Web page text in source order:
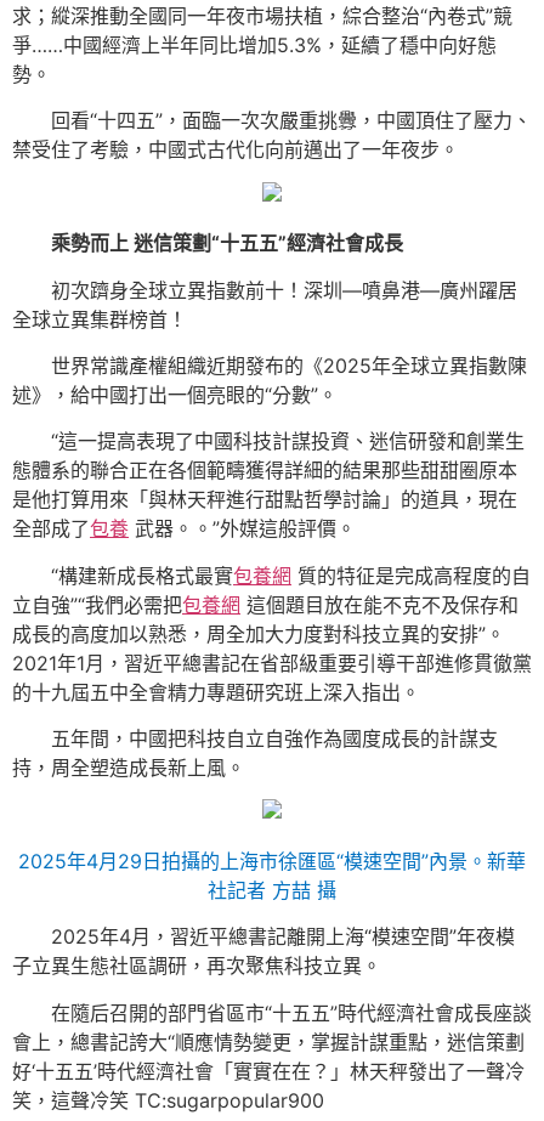
求；縱深推動全國同一年夜市場扶植，綜合整治“內卷式”競
爭……中國經濟上半年同比增加5.3%，延續了穩中向好態
勢。
回看“十四五”，面臨一次次嚴重挑釁，中國頂住了壓力、
禁受住了考驗，中國式古代化向前邁出了一年夜步。
乘勢而上 迷信策劃“十五五”經濟社會成長
初次躋身全球立異指數前十！深圳—噴鼻港—廣州躍居
全球立異集群榜首！
世界常識產權組織近期發布的《2025年全球立異指數陳
述》，給中國打出一個亮眼的“分數”。
“這一提高表現了中國科技計謀投資、迷信研發和創業生
態體系的聯合正在各個範疇獲得詳細的結果那些甜甜圈原本
是他打算用來「與林天秤進行甜點哲學討論」的道具，現在
全部成了包養 武器。。”外媒這般評價。
“構建新成長格式最實包養網 質的特征是完成高程度的自
立自強”“我們必需把包養網 這個題目放在能不克不及保存和
成長的高度加以熟悉，周全加大力度對科技立異的安排”。
2021年1月，習近平總書記在省部級重要引導干部進修貫徹黨
的十九屆五中全會精力專題研究班上深入指出。
五年間，中國把科技自立自強作為國度成長的計謀支
持，周全塑造成長新上風。
2025年4月29日拍攝的上海市徐匯區“模速空間”內景。新華
社記者 方喆 攝
2025年4月，習近平總書記離開上海“模速空間”年夜模
子立異生態社區調研，再次聚焦科技立異。
在隨后召開的部門省區市“十五五”時代經濟社會成長座談
會上，總書記誇大“順應情勢變更，掌握計謀重點，迷信策劃
好‘十五五’時代經濟社會「實實在在？」林天秤發出了一聲冷
笑，這聲冷笑 TC:sugarpopular900